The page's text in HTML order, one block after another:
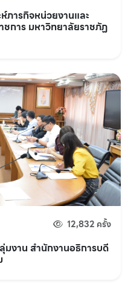
ภารกิจหน่วยงานและ
ชการ มหาวิทยาลัยราชภัฏ
12,832 ครั้ง
มงาน สำนักงานอธิการบดี